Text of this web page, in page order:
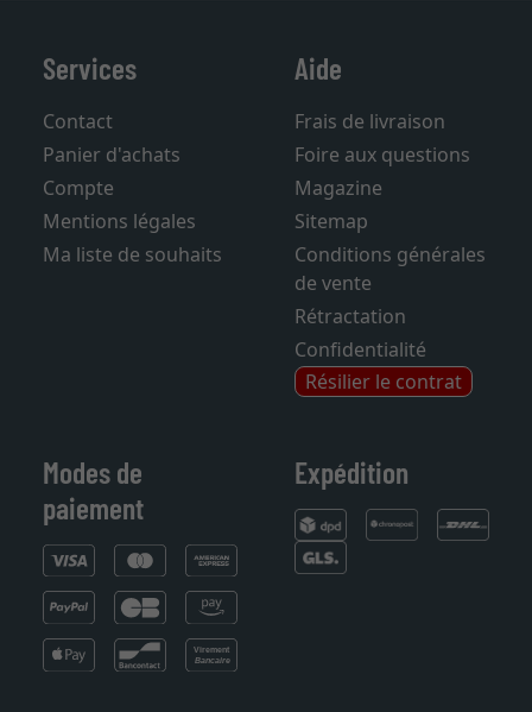
Services
Contact
Panier d'achats
Compte
Mentions légales
Ma liste de souhaits
Aide
Frais de livraison
Foire aux questions
Magazine
Sitemap
Conditions générales
de vente
Rétractation
Confidentialité
Résilier le contrat
Modes de
paiement
Expédition